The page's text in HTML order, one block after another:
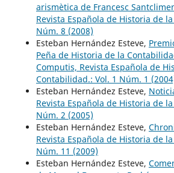
arismètica de Francesc
Revista Española de Historia de
Núm. 8 (2008)
Esteban Hernández Esteve,
Peña de Historia de la
Computis, Revista Española de
Contabilidad.: Vol. 1 Núm. 1
Esteban Hernández Esteve,
Revista Española de Historia de
Núm. 2 (2005)
Esteban Hernández Esteve,
Revista Española de Historia de
Núm. 11 (2009)
Esteban Hernández Esteve,